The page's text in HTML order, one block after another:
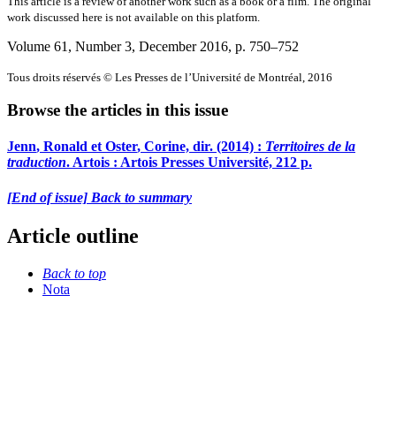
work discussed here is not available on this platform.
Volume 61, Number 3, December 2016, p. 750–752
Tous droits réservés © Les Presses de l’Université de Montréal, 2016
Browse the articles in this issue
Jenn, Ronald etOster, Corine, dir. (2014) : Territoires de la
traduction. Artois : Artois Presses Université, 212 p.
[End of issue] Back to summary
Article outline
Back to top
Nota